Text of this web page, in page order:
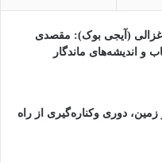
غزالی (آیجی بوک): مقصدی
و اندیشه‌های ماندگار
دوری وکناره‌گیری از راه